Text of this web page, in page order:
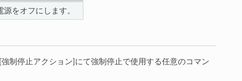
をオフにします。
制停止アクション]にて強制停止で使用する任意のコマン